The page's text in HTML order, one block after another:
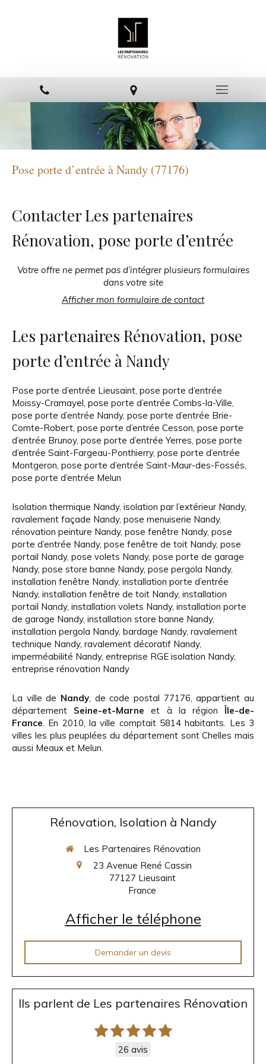
Pose porte d’entrée à Nandy (77176)
Contacter Les partenaires
Rénovation, pose porte d’entrée
Votre offre ne permet pas d’intégrer plusieurs formulaires
dans votre site
Afficher mon formulaire de contact
Les partenaires Rénovation, pose
porte d’entrée à Nandy
Pose porte d’entrée Lieusaint, pose porte d’entrée
Moissy-Cramayel, pose porte d’entrée Combs-la-Ville,
pose porte d’entrée Nandy, pose porte d’entrée Brie-
Comte-Robert, pose porte d’entrée Cesson, pose porte
d’entrée Brunoy, pose porte d’entrée Yerres, pose porte
d’entrée Saint-Fargeau-Ponthierry, pose porte d’entrée
Montgeron, pose porte d’entrée Saint-Maur-des-Fossés,
pose porte d’entrée Melun
Isolation thermique Nandy, isolation par l’extérieur Nandy,
ravalement façade Nandy, pose menuiserie Nandy,
rénovation peinture Nandy, pose fenêtre Nandy, pose
porte d’entrée Nandy, pose fenêtre de toit Nandy, pose
portail Nandy, pose volets Nandy, pose porte de garage
Nandy, pose store banne Nandy, pose pergola Nandy,
installation fenêtre Nandy, installation porte d’entrée
Nandy, installation fenêtre de toit Nandy, installation
portail Nandy, installation volets Nandy, installation porte
de garage Nandy, installation store banne Nandy,
installation pergola Nandy, bardage Nandy, ravalement
technique Nandy, ravalement décoratif Nandy,
imperméabilité Nandy, entreprise RGE isolation Nandy,
entreprise rénovation Nandy
La ville de Nandy, de code postal 77176, appartient au
département Seine-et-Marne et à la régionÎle-de-
France. En 2010, la ville comptait 5814 habitants. Les 3
villes les plus peuplées du département sont Chelles mais
aussi Meaux et Melun.
Rénovation, Isolation à Nandy
Les Partenaires Rénovation
23 Avenue René Cassin
77127 Lieusaint
France
Afficher le téléphone
Demander un devis
Ils parlent de Les partenaires Rénovation
26 avis